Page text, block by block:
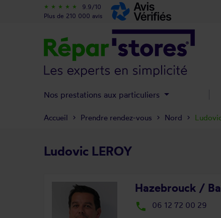
Accueil Prendre rendez-vous Nord
Ludovic LEROY
Hazebrouck /
local_phone 06 12 72 00 29
star_rate star_rate star_rate star_rate star_rate
9.9/10
Plus de 210 000 avis
Nos prestations aux particuliers